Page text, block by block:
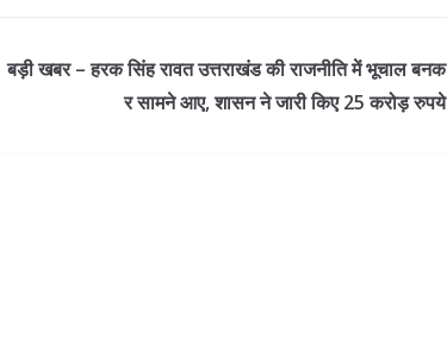
बड़ी खबर – हरक सिंह रावत उत्तराखंड की राजनीति में भूचाल बनक
र सामने आए, शासन ने जारी किए 25 करोड़ रुपये